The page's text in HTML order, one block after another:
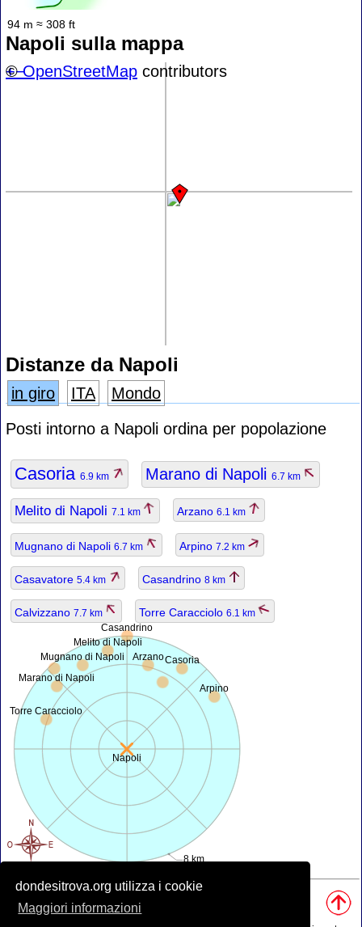
dondesitrova.org utilizza i cookie
Maggiori informazioni
94 m ≈ 308 ft
Napoli sulla mappa
+−
©OpenStreetMap contributors
Distanze da Napoli
in giro ITA
Mondo
Posti intorno a Napoli ordina per popolazione
Casoria 6.9 km Marano di Napoli 6.7 km
Melito di Napoli 7.1 km Arzano 6.1 km
Mugnano di Napoli 6.7 km Arpino 7.2 km
Casavatore 5.4 km Casandrino 8 km
Calvizzano 7.7 km Torre Caracciolo 6.1 km
Napoli
8 km
Casoria
Marano di Napoli
Melito di Napoli
Arzano
Mugnano di Napoli
Arpino
Casandrino
Torre Caracciolo
• Mappa è offerta daopenstreetmap.org
• Posizione geografica dawww.geonames.org